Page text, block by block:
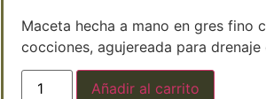
Maceta hecha a mano en gres fino
cocciones, agujereada para drenaje
Añadir al carrito